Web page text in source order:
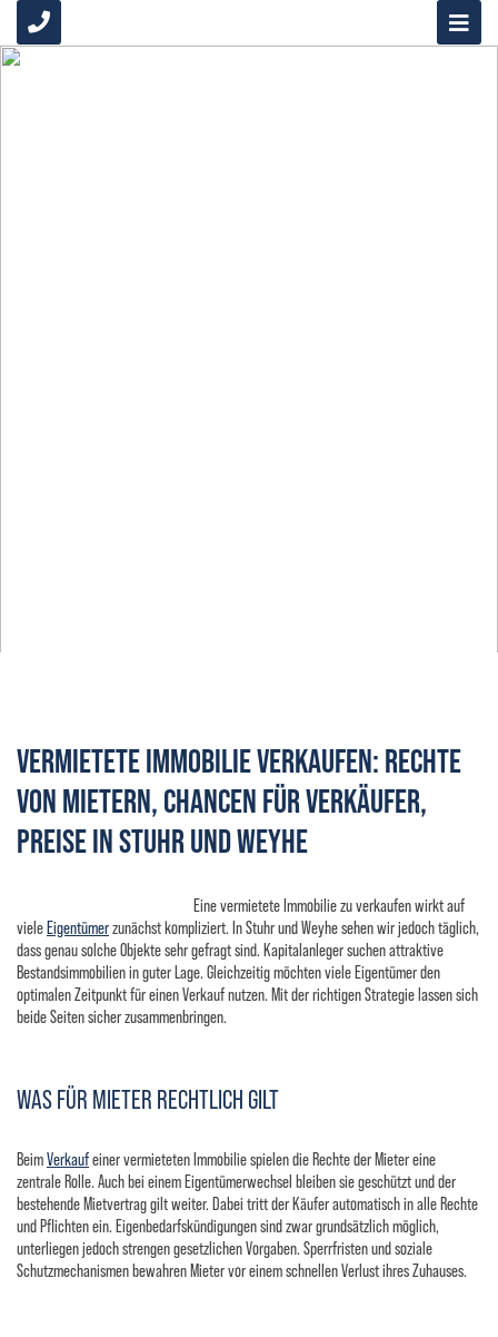
VERMIETETE IMMOBILIE VERKAUFEN: RECHTE
VON MIETERN, CHANCEN FÜR VERKÄUFER,
PREISE IN STUHR UND WEYHE
Eine vermietete Immobilie zu verkaufen wirkt auf
vieleEigentümerzunächst kompliziert. In Stuhr und Weyhe sehen wir jedoch täglich,
dass genau solche Objekte sehr gefragt sind. Kapitalanleger suchen attraktive
Bestandsimmobilien in guter Lage. Gleichzeitig möchten viele Eigentümer den
optimalen Zeitpunkt für einen Verkauf nutzen. Mit der richtigen Strategie lassen sich
beide Seiten sicher zusammenbringen.
WAS FÜR MIETER RECHTLICH GILT
BeimVerkaufeiner vermieteten Immobilie spielen die Rechte der Mieter eine
zentrale Rolle. Auch bei einem Eigentümerwechsel bleiben sie geschützt und der
bestehende Mietvertrag gilt weiter. Dabei tritt der Käufer automatisch in alle Rechte
und Pflichten ein. Eigenbedarfskündigungen sind zwar grundsätzlich möglich,
unterliegen jedoch strengen gesetzlichen Vorgaben. Sperrfristen und soziale
Schutzmechanismen bewahren Mieter vor einem schnellen Verlust ihres Zuhauses.